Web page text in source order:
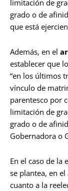
limitación de
grado o de
que está
Además, en el
establecer que
“en los últimos
vínculo de
parentesco por
limitación de
grado o de
Gobernadora o
En el caso de la
se plantea, en
cuanto a la